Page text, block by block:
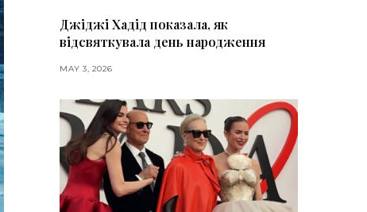
Джіджі Хадід показала, як
відсвяткувала день народження
MAY 3, 2026